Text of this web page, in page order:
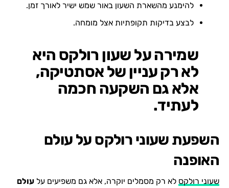
להימנע מהשארת השעון באור שמש ישיר לאורך זמן.
לבצע בדיקות תקופתיות אצל מומחה.
שמירה על שעון רולקס היא
לא רק עניין של אסתטיקה,
אלא גם השקעה חכמה
לעתיד.
השפעת שעוני רולקס על עולם
האופנה
שעוני רולקס לא רק מסמלים יוקרה, אלא גם משפיעים על עולם